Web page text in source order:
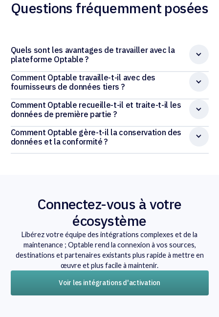
Questions fréquemment posées
Quels sont les avantages de travailler avec la
plateforme Optable ?
Comment Optable travaille-t-il avec des
fournisseurs de données tiers ?
Comment Optable recueille-t-il et traite-t-il les
données de première partie ?
Comment Optable gère-t-il la conservation des
données et la conformité ?
Connectez-vous à votre
écosystème
Libérez votre équipe des intégrations complexes et de la
maintenance ; Optable rend la connexion à vos sources,
destinations et partenaires existants plus rapide à mettre en
œuvre et plus facile à maintenir.
Voir les intégrations d'activation